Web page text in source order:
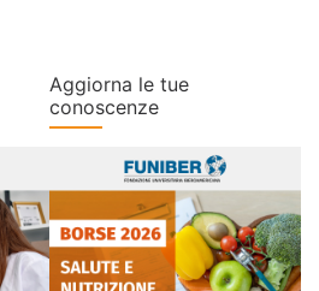
Aggiorna le tue
conoscenze